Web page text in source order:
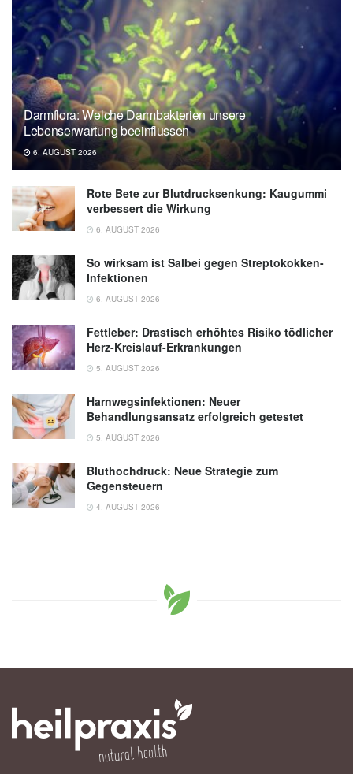
Darmflora: Welche Darmbakterien unsere
Lebenserwartung beeinflussen
6. AUGUST 2026
Rote Bete zur Blutdrucksenkung: Kaugummi
verbessert die Wirkung
6. AUGUST 2026
So wirksam ist Salbei gegen Streptokokken-
Infektionen
6. AUGUST 2026
Fettleber: Drastisch erhöhtes Risiko tödlicher
Herz-Kreislauf-Erkrankungen
5. AUGUST 2026
Harnwegsinfektionen: Neuer
Behandlungsansatz erfolgreich getestet
5. AUGUST 2026
Bluthochdruck: Neue Strategie zum
Gegensteuern
4. AUGUST 2026